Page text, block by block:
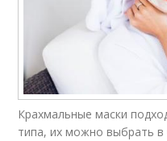
Крахмальные маски
типа, их можно выбрать